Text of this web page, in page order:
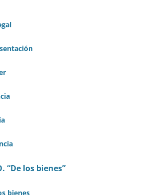
“De los bienes”
bienes